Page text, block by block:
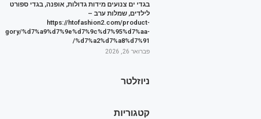
בגדי ים צנועים מידות גדולות, אופנה, בגדי ספורט
לילדים, שמלות ערב –
https://htofashion2.com/product-
%d7%a9%d7%9e%d7%9c%d7%95%d7%aa-
%d7%a2%d7%a8%d7%91/
פברואר 26, 2026
ניוזלטר
קטגוריות